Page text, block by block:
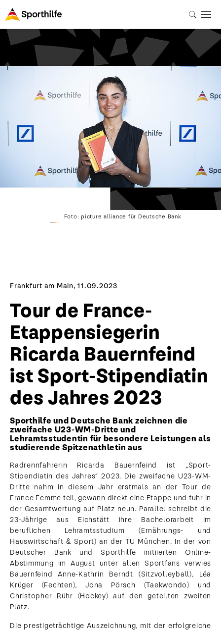
Foto: picture alliance für Deutsche Bank
Frankfurt am Main, 11.09.2023
Tour de France-
Etappensiegerin
Ricarda Bauernfeind
ist Sport-Stipendiatin
des Jahres 2023
Sporthilfe und Deutsche Bank zeichnen die
zweifache U23-WM-Dritte und
Lehramtsstudentin für besondere Leistungen als
studierende Spitzenathletin aus
Radrennfahrerin Ricarda Bauernfeind ist „Sport-
Stipendiatin des Jahres“ 2023. Die zweifache U23-WM-
Dritte nahm in diesem Jahr erstmals an der Tour de
France Femme teil, gewann direkt eine Etappe und fuhr in
der Gesamtwertung auf Platz neun. Parallel schreibt die
23-Jährige aus Eichstätt ihre Bachelorarbeit im
beruflichen Lehramtsstudium (Ernährungs- und
Hauswirtschaft & Sport) an der TU München. In der von
Deutscher Bank und Sporthilfe initiierten Online-
Abstimmung im August unter allen Sportfans verwies
Bauernfeind Anne-Kathrin Berndt (Sitzvolleyball), Léa
Krüger (Fechten), Jona Pörsch (Taekwondo) und
Christopher Rühr (Hockey) auf den geteilten zweiten
Platz.
Die prestigeträchtige Auszeichnung, mit der erfolgreiche